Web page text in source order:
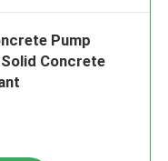
Pump
Concrete